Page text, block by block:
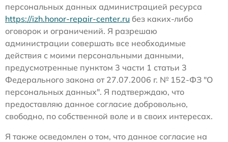
персональных данных администрацией ресурса
https://izh.honor-repair-center.ru без каких-либо
оговорок и ограничений. Я разрешаю
администрации совершать все необходимые
действия с моими персональными данными,
предусмотренные пунктом 3 части 1 статьи 3
Федерального закона от 27.07.2006 г. № 152-ФЗ "О
персональных данных". Я подтверждаю, что
предоставляю данное согласие добровольно,
свободно, по собственной воле и в своих интересах.
Я также осведомлен о том, что данное согласие на